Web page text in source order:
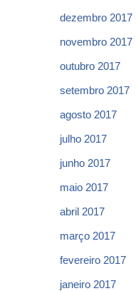
dezembro 2017
novembro 2017
outubro 2017
setembro 2017
agosto 2017
julho 2017
junho 2017
maio 2017
abril 2017
março 2017
fevereiro 2017
janeiro 2017